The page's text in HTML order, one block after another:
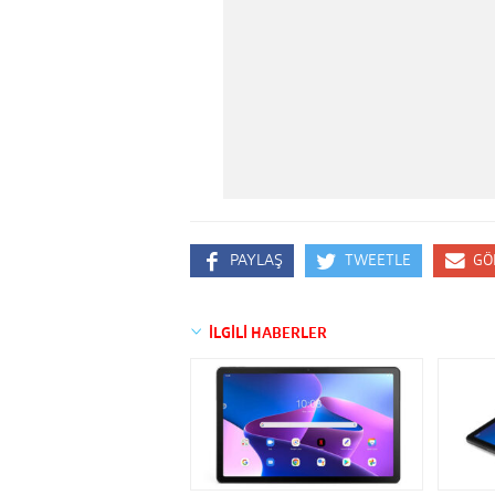
PAYLAŞ TWEETLE
İLGİLİ HABERLER